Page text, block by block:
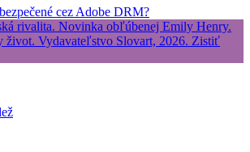
cez Adobe DRM?